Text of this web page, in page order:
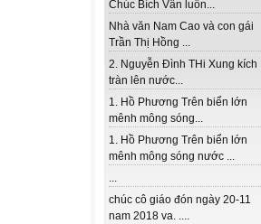
Chúc Bích Vân luôn...
Nhà văn Nam Cao và con gái
Trần Thị Hồng ...
2. Nguyễn Đình THi Xung kích
tràn lên nước...
1. Hồ Phương Trên biển lớn
mênh mông sóng...
1. Hồ Phương Trên biển lớn
mênh mông sóng nước ...
...
chúc cô giáo đón ngày 20-11
nam 2018 va. ....